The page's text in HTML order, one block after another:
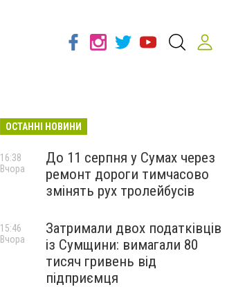
ОСТАННІ НОВИНИ
До 11 серпня у Сумах через
ремонт дороги тимчасово
змінять рух тролейбусів
16:38
Вчора
Затримали двох податківців
із Сумщини: вимагали 80
тисяч гривень від
підприємця
15:46
Вчора